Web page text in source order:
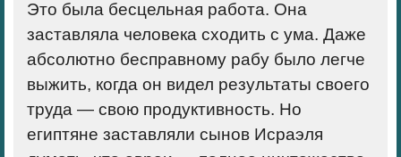
Это была бесцельная работа. Она
заставляла человека сходить с ума. Даже
абсолютно бесправному рабу было легче
выжить, когда он видел результаты своего
труда — свою продуктивность. Но
египтяне заставляли сынов Исраэля